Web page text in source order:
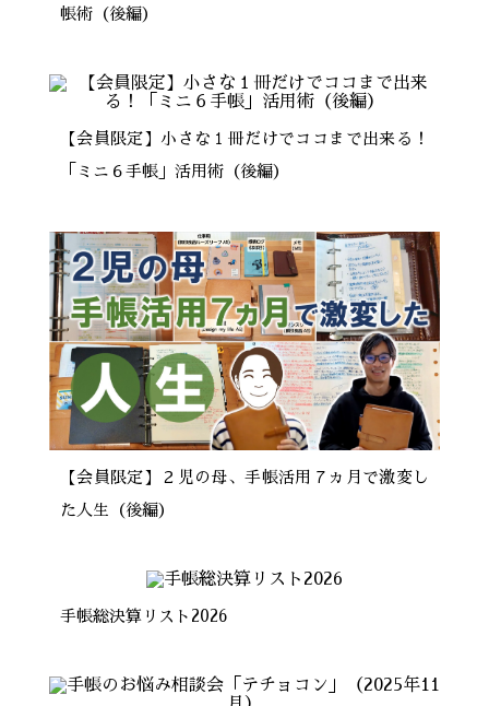
帳術（後編）
【会員限定】小さな１冊だけでココまで出来る！
「ミニ６手帳」活用術（後編）
【会員限定】２児の母、手帳活用７ヵ月で激変し
た人生（後編）
手帳総決算リスト2026